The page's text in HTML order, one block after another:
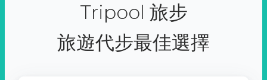
Tripool 旅步
旅遊代步最佳選擇